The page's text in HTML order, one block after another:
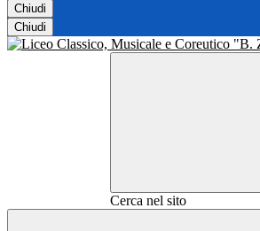
Chiudi
Chiudi
Cerca nel sito